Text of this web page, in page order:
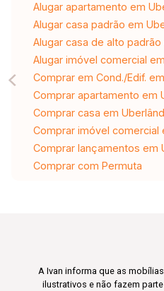
Alugar apartamento em
Alugar casa padrão em
Alugar casa de alto padrão
Alugar imóvel comercial
Comprar em Cond./Edif.
Comprar apartamento em
Comprar casa em
Comprar imóvel comercial
Comprar lançamentos em
Comprar com Permuta
A Ivan informa que as
ilustrativos e não fazem